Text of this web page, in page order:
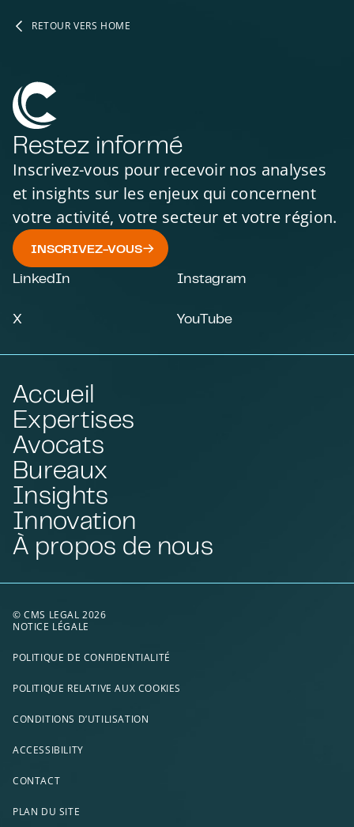
RETOUR VERS HOME
Restez informé
Inscrivez-vous pour recevoir nos analyses
et insights sur les enjeux qui concernent
votre activité, votre secteur et votre région.
INSCRIVEZ-VOUS
LinkedIn Instagram
X YouTube
Accueil
Expertises
Avocats
Bureaux
Insights
Innovation
À propos de nous
© CMS LEGAL 2026
NOTICE LÉGALE
POLITIQUE DE CONFIDENTIALITÉ
POLITIQUE RELATIVE AUX COOKIES
CONDITIONS D’UTILISATION
ACCESSIBILITY
CONTACT
PLAN DU SITE